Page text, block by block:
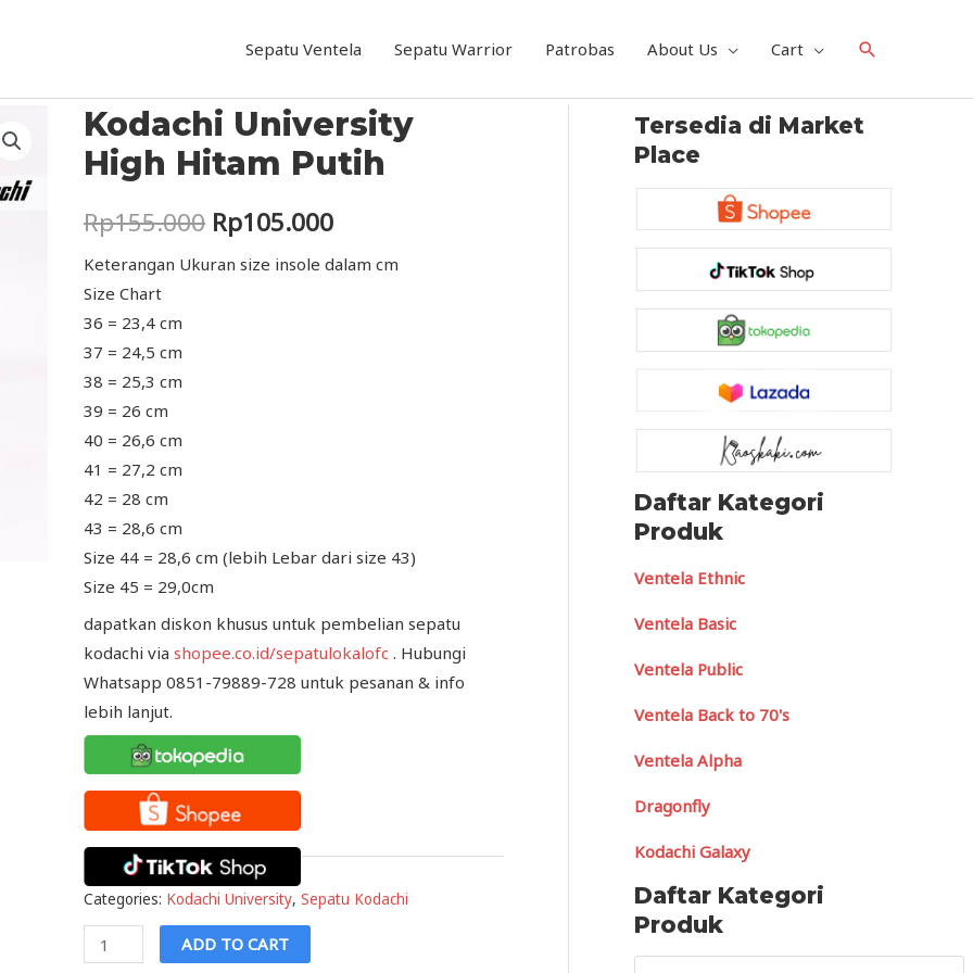
Sepatu Ventela Sepatu Warrior Patrobas About Us Cart Search
Kodachi University
High Hitam Putih
Rp155.000 Original
price
Rp105.000Current
price
Keterangan Ukuran size insole dalam cm
Size Chart
36 = 23,4 cm
37 = 24,5 cm
38 = 25,3 cm
39 = 26 cm
40 = 26,6 cm
41 = 27,2 cm
42 = 28 cm
43 = 28,6 cm
Size 44 = 28,6 cm (lebih Lebar dari size 43)
Size 45 = 29,0cm
dapatkan diskon khusus untuk pembelian sepatu
kodachi viashopee.co.id/sepatulokalofc . Hubungi
Whatsapp 0851-79889-728 untuk pesanan & info
lebih lanjut.
Categories: Kodachi University,Sepatu Kodachi
Kodachi
University
ADD TO CART
Tersedia di Market
Place
Daftar Kategori
Produk
Ventela Ethnic
Ventela Basic
Ventela Public
Ventela Back to 70's
Ventela Alpha
Dragonfly
Kodachi Galaxy
Daftar Kategori
Produk